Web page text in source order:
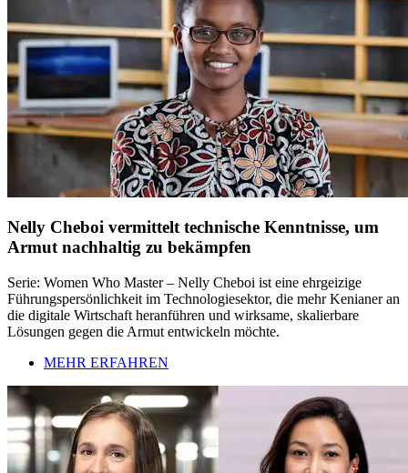
Nelly Cheboi vermittelt technische Kenntnisse, um
Armut nachhaltig zu bekämpfen
Serie: Women Who Master – Nelly Cheboi ist eine ehrgeizige
Führungspersönlichkeit im Technologiesektor, die mehr Kenianer an
die digitale Wirtschaft heranführen und wirksame, skalierbare
Lösungen gegen die Armut entwickeln möchte.
MEHR ERFAHREN